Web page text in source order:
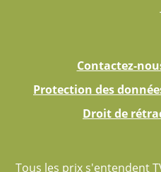
Contactez-
Protection des
Droit de
Tous les prix s'entendent